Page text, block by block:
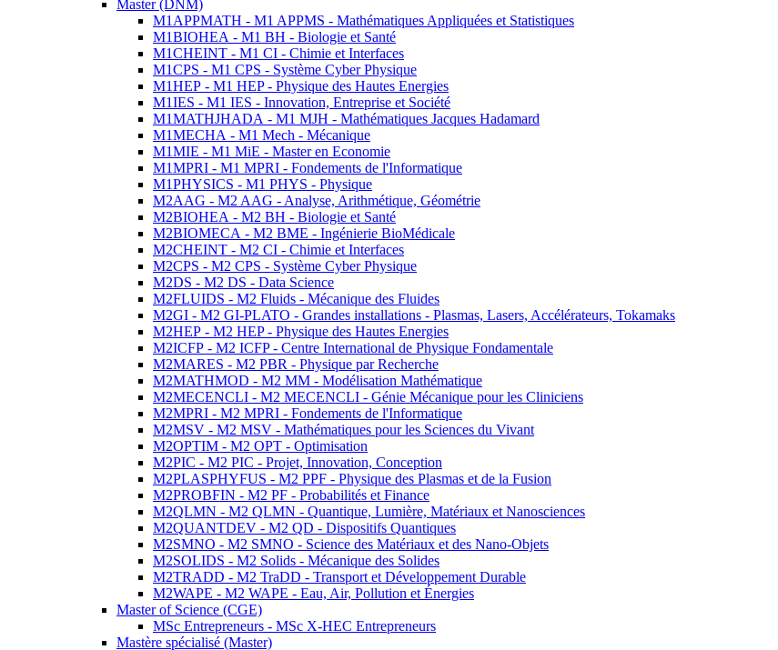
Master (DNM)
M1APPMATH - M1 APPMS - Mathématiques Appliquées et Statistiques
M1BIOHEA - M1 BH - Biologie et Santé
M1CHEINT - M1 CI - Chimie et Interfaces
M1CPS - M1 CPS - Système Cyber Physique
M1HEP - M1 HEP - Physique des Hautes Energies
M1IES - M1 IES - Innovation, Entreprise et Société
M1MATHJHADA - M1 MJH - Mathématiques Jacques Hadamard
M1MECHA - M1 Mech - Mécanique
M1MIE - M1 MiE - Master en Economie
M1MPRI - M1 MPRI - Fondements de l'Informatique
M1PHYSICS - M1 PHYS - Physique
M2AAG - M2 AAG - Analyse, Arithmétique, Géométrie
M2BIOHEA - M2 BH - Biologie et Santé
M2BIOMECA - M2 BME - Ingénierie BioMédicale
M2CHEINT - M2 CI - Chimie et Interfaces
M2CPS - M2 CPS - Système Cyber Physique
M2DS - M2 DS - Data Science
M2FLUIDS - M2 Fluids - Mécanique des Fluides
M2GI - M2 GI-PLATO - Grandes installations - Plasmas, Lasers, Accélérateurs, Tokamaks
M2HEP - M2 HEP - Physique des Hautes Energies
M2ICFP - M2 ICFP - Centre International de Physique Fondamentale
M2MARES - M2 PBR - Physique par Recherche
M2MATHMOD - M2 MM - Modélisation Mathématique
M2MECENCLI - M2 MECENCLI - Génie Mécanique pour les Cliniciens
M2MPRI - M2 MPRI - Fondements de l'Informatique
M2MSV - M2 MSV - Mathématiques pour les Sciences du Vivant
M2OPTIM - M2 OPT - Optimisation
M2PIC - M2 PIC - Projet, Innovation, Conception
M2PLASPHYFUS - M2 PPF - Physique des Plasmas et de la Fusion
M2PROBFIN - M2 PF - Probabilités et Finance
M2QLMN - M2 QLMN - Quantique, Lumière, Matériaux et Nanosciences
M2QUANTDEV - M2 QD - Dispositifs Quantiques
M2SMNO - M2 SMNO - Science des Matériaux et des Nano-Objets
M2SOLIDS - M2 Solids - Mécanique des Solides
M2TRADD - M2 TraDD - Transport et Développement Durable
M2WAPE - M2 WAPE - Eau, Air, Pollution et Énergies
Master of Science (CGE)
MSc Entrepreneurs - MSc X-HEC Entrepreneurs
Mastère spécialisé (Master)